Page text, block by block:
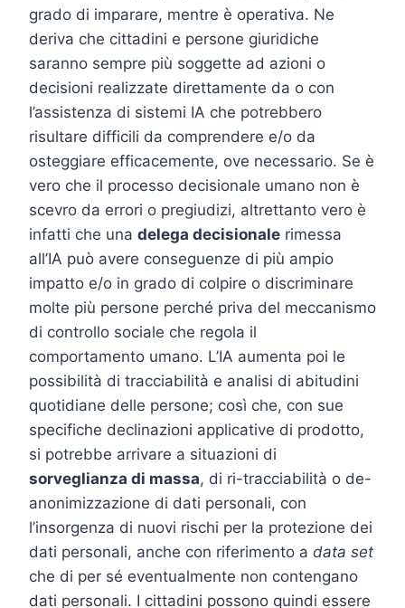
grado di imparare, mentre è operativa. Ne
deriva che cittadini e persone giuridiche
saranno sempre più soggette ad azioni o
decisioni realizzate direttamente da o con
l’assistenza di sistemi IA che potrebbero
risultare difficili da comprendere e/o da
osteggiare efficacemente, ove necessario. Se è
vero che il processo decisionale umano non è
scevro da errori o pregiudizi, altrettanto vero è
infatti che una delega decisionale rimessa
all’IA può avere conseguenze di più ampio
impatto e/o in grado di colpire o discriminare
molte più persone perché priva del meccanismo
di controllo sociale che regola il
comportamento umano. L’IA aumenta poi le
possibilità di tracciabilità e analisi di abitudini
quotidiane delle persone; così che, con sue
specifiche declinazioni applicative di prodotto,
si potrebbe arrivare a situazioni di
sorveglianza di massa, di ri-tracciabilità o de-
anonimizzazione di dati personali, con
l’insorgenza di nuovi rischi per la protezione dei
dati personali, anche con riferimento a data set
che di per sé eventualmente non contengano
dati personali. I cittadini possono quindi essere